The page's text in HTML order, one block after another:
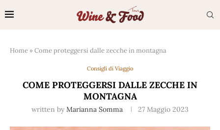
Home »Come proteggersi dalle zecche in montagna
Consigli di Viaggio
COME PROTEGGERSI DALLE ZECCHE IN
MONTAGNA
written by Marianna Somma 27 Maggio 2023